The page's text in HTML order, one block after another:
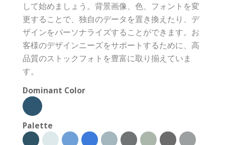
して始めましょう。背景画像、色、フォントを変
更することで、独自のデータを置き換えたり、デ
ザインをパーソナライズすることができます。お
客様のデザインニーズをサポートするために、高
品質のストックフォトを豊富に取り揃えていま
す。
Dominant Color
Palette